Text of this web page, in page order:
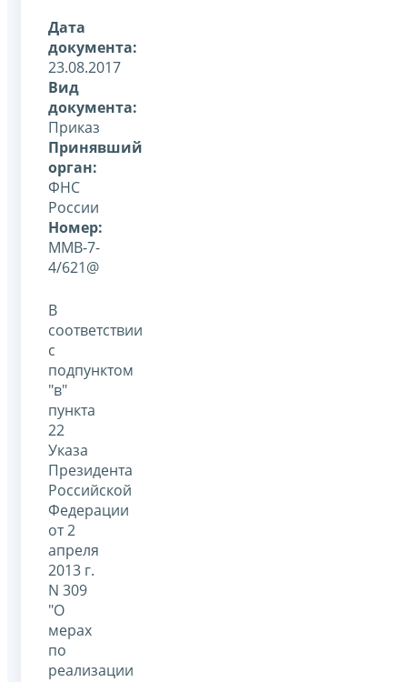
Дата
документа:
23.08.2017
Вид
документа:
Приказ
Принявший
орган:
ФНС
России
Номер:
ММВ-7-
4/621@
В
соответствии
с
подпунктом
"в"
пункта
22
Указа
Президента
Российской
Федерации
от 2
апреля
2013 г.
N 309
"О
мерах
по
реализации